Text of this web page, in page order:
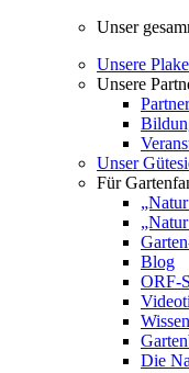
Unser
Unsere
Unsere
Unser
Für
Blog
ORF-
Die